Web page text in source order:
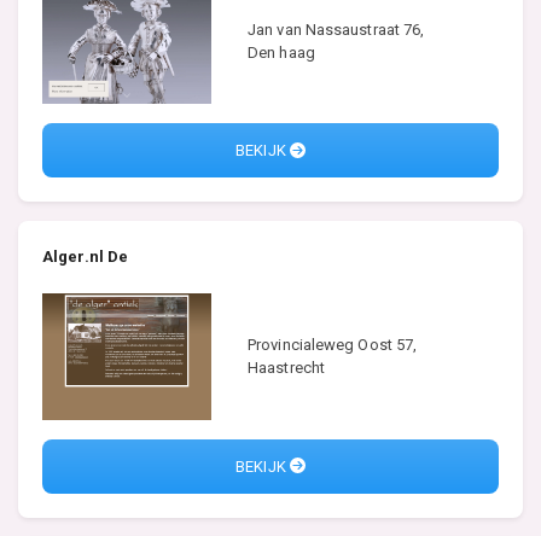
Jan van Nassaustraat 76,
Den haag
BEKIJK
Alger.nl De
Provincialeweg Oost 57,
Haastrecht
BEKIJK